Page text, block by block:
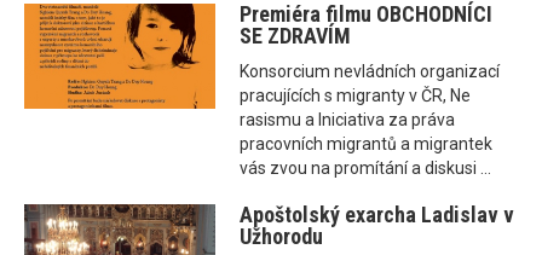
Premiéra filmu OBCHODNÍCI
SE ZDRAVÍM
Konsorcium nevládních organizací
pracujících s migranty v ČR, Ne
rasismu a Iniciativa za práva
pracovních migrantů a migrantek
vás zvou na promítání a diskusi ...
Apoštolský exarcha Ladislav v
Užhorodu